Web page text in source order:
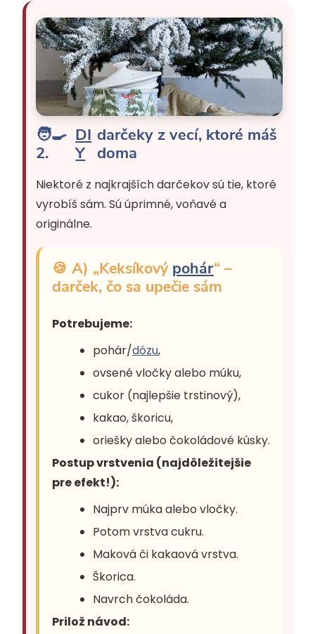
🧑‍🍳
2.
DI
Y
darčeky z vecí, ktoré máš
doma
Niektoré z najkrajších darčekov sú tie, ktoré
vyrobíš sám. Sú úprimné, voňavé a
originálne.
🍪 A) „Keksíkový pohár“ –
darček, čo sa upečie sám
Potrebujeme:
pohár/dózu,
ovsené vločky alebo múku,
cukor (najlepšie trstinový),
kakao, škoricu,
oriešky alebo čokoládové kúsky.
Postup vrstvenia (najdôležitejšie
pre efekt!):
Najprv múka alebo vločky.
Potom vrstva cukru.
Maková či kakaová vrstva.
Škorica.
Navrch čokoláda.
Prilož návod: